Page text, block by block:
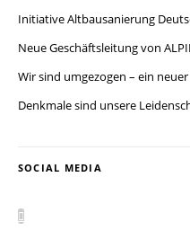
Initiative Altbausanierung
Neue Geschäftsleitung von
Wir sind umgezogen – ein
Denkmale sind unsere
SOCIAL MEDIA